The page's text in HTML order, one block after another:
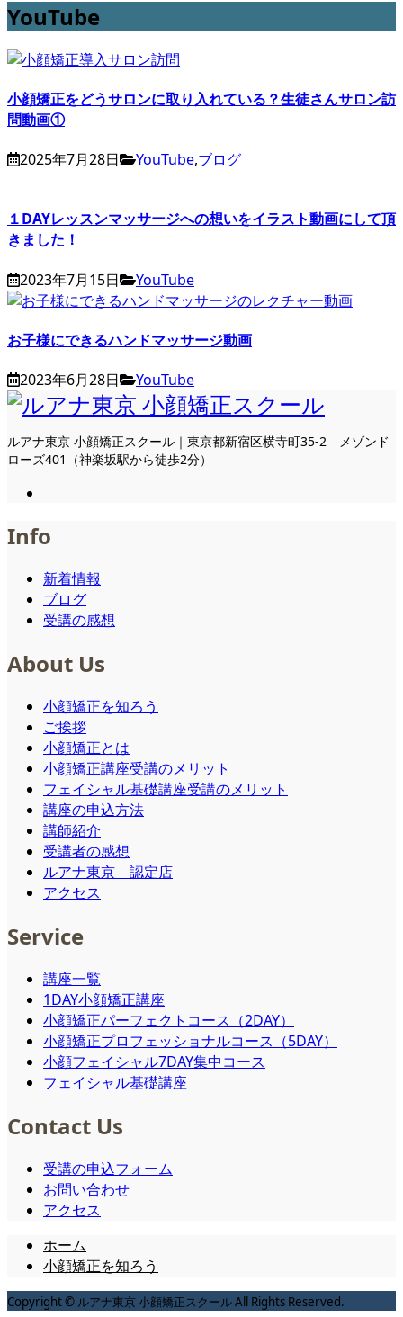
YouTube
小顔矯正をどうサロンに取り入れている？生徒さんサロン訪
問動画①
2025年7月28日 YouTube,ブログ
１DAYレッスンマッサージへの想いをイラスト動画にして頂
きました！
2023年7月15日 YouTube
お子様にできるハンドマッサージ動画
2023年6月28日 YouTube
ルアナ東京 小顔矯正スクール｜東京都新宿区横寺町35-2 メゾンド
ローズ401（神楽坂駅から徒歩2分）
Info
新着情報
ブログ
受講の感想
About Us
小顔矯正を知ろう
ご挨拶
小顔矯正とは
小顔矯正講座受講のメリット
フェイシャル基礎講座受講のメリット
講座の申込方法
講師紹介
受講者の感想
ルアナ東京 認定店
アクセス
Service
講座一覧
1DAY小顔矯正講座
小顔矯正パーフェクトコース（2DAY）
小顔矯正プロフェッショナルコース（5DAY）
小顔フェイシャル7DAY集中コース
フェイシャル基礎講座
Contact Us
受講の申込フォーム
お問い合わせ
アクセス
ホーム
小顔矯正を知ろう
Copyright © ルアナ東京 小顔矯正スクール All Rights Reserved.